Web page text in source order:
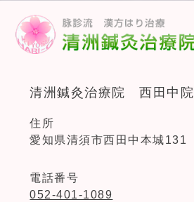
清洲鍼灸治療院 西田中院
住所
愛知県清須市西田中本城131
電話番号
052-401-1089